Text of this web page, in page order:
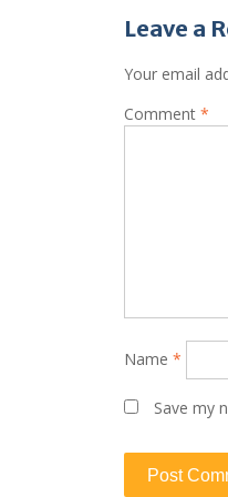
Leave a
Your email
Comment *
Name *
Save my